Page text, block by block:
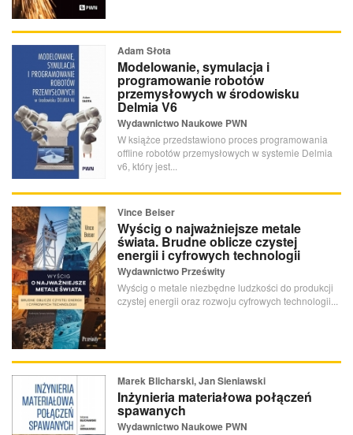
Adam Słota
Modelowanie, symulacja i
programowanie robotów
przemysłowych w środowisku
Delmia V6
Wydawnictwo Naukowe PWN
W książce przedstawiono proces programowania
offline robotów przemysłowych w systemie Delmia
v6, który jest...
Vince Beiser
Wyścig o najważniejsze metale
świata. Brudne oblicze czystej
energii i cyfrowych technologii
Wydawnictwo Prześwity
Wyścig o metale niezbędne ludzkości do produkcji
czystej energii oraz rozwoju cyfrowych technologii...
Marek Blicharski, Jan Sieniawski
Inżynieria materiałowa połączeń
spawanych
Wydawnictwo Naukowe PWN